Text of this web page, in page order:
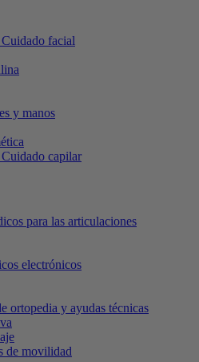
facial
y manos
capilar
para las articulaciones
electrónicos
ortopedia y ayudas técnicas
de movilidad